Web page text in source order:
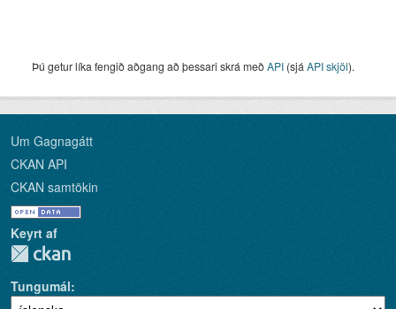
Þú getur líka fengið aðgang að þessari skrá meðAPI (sjá API skjöl).
Um Gagnagátt
CKAN API
CKAN samtökin
Keyrt af
Tungumál